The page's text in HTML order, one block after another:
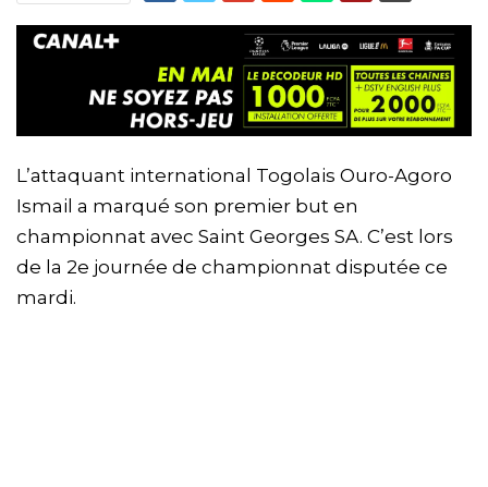
L’attaquant international Togolais Ouro-Agoro
Ismail a marqué son premier but en
championnat avec Saint Georges SA. C’est lors
de la 2e journée de championnat disputée ce
mardi.